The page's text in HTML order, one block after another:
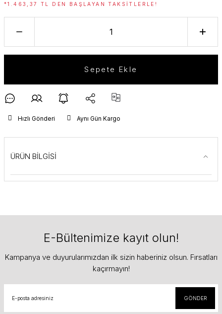
*1.463,37 TL DEN BAŞLAYAN TAKSITLERLE!
Sepete Ekle
Hızlı Gönderi Aynı Gün Kargo
ÜRÜN BİLGİSİ
E-Bültenimize kayıt olun!
Kampanya ve duyurularımızdan ilk sizin haberiniz olsun. Fırsatları
kaçırmayın!
GÖNDER